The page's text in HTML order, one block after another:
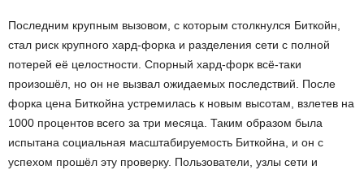
Последним крупным вызовом, с которым столкнулся Биткойн,
стал риск крупного хард-форка и разделения сети с полной
потерей её целостности. Спорный хард-форк всё-таки
произошёл, но он не вызвал ожидаемых последствий. После
форка цена Биткойна устремилась к новым высотам, взлетев на
1000 процентов всего за три месяца. Таким образом была
испытана социальная масштабируемость Биткойна, и он с
успехом прошёл эту проверку. Пользователи, узлы сети и